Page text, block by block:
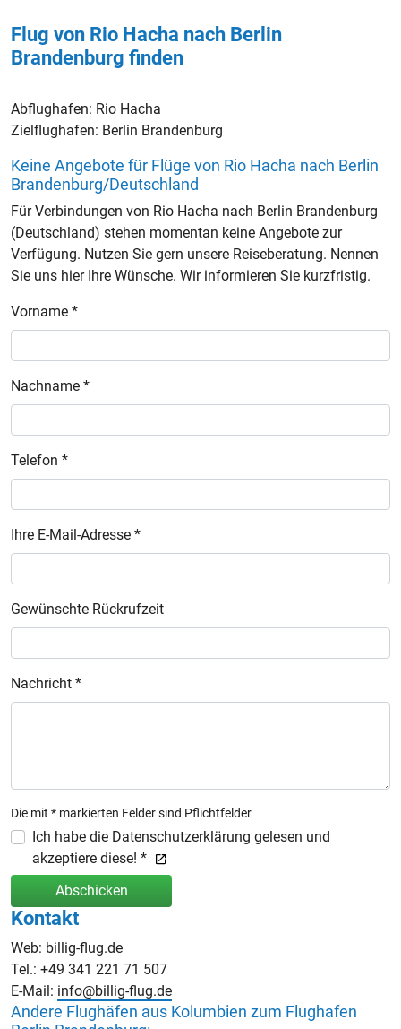
Flug von Rio Hacha nach Berlin
Brandenburg finden
Abflughafen: Rio Hacha
Zielflughafen: Berlin Brandenburg
Keine Angebote für Flüge von Rio Hacha nach Berlin
Brandenburg/Deutschland
Für Verbindungen von Rio Hacha nach Berlin Brandenburg
(Deutschland) stehen momentan keine Angebote zur
Verfügung. Nutzen Sie gern unsere Reiseberatung. Nennen
Sie uns hier Ihre Wünsche. Wir informieren Sie kurzfristig.
Vorname *
Nachname *
Telefon *
Ihre E-Mail-Adresse *
Gewünschte Rückrufzeit
Nachricht *
Die mit * markierten Felder sind Pflichtfelder
Ich habe die Datenschutzerklärung gelesen und
akzeptiere diese! *
Abschicken
Kontakt
Web: billig-flug.de
Tel.: +49 341 221 71 507
E-Mail: info@billig-flug.de
Andere Flughäfen aus Kolumbien zum Flughafen